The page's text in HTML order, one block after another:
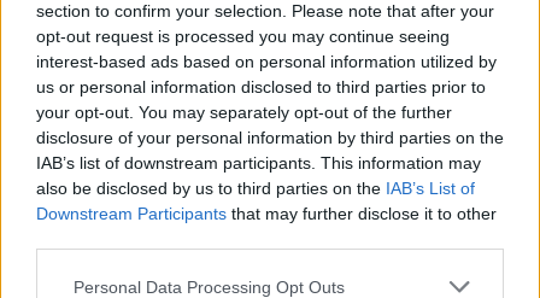
section to confirm your selection. Please note that after your
opt-out request is processed you may continue seeing
interest-based ads based on personal information utilized by
us or personal information disclosed to third parties prior to
your opt-out. You may separately opt-out of the further
disclosure of your personal information by third parties on the
IAB’s list of downstream participants. This information may
also be disclosed by us to third parties on the IAB’s List of
Downstream Participants that may further disclose it to other
Please note that this website/app uses one or more Google
Personal Data Processing Opt Outs